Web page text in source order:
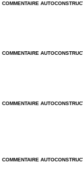
COMMENTAIRE
COMMENTAIRE
COMMENTAIRE
COMMENTAIRE